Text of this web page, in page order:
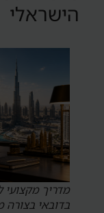
הישראלי
מדריך מקצועי
בדובאי